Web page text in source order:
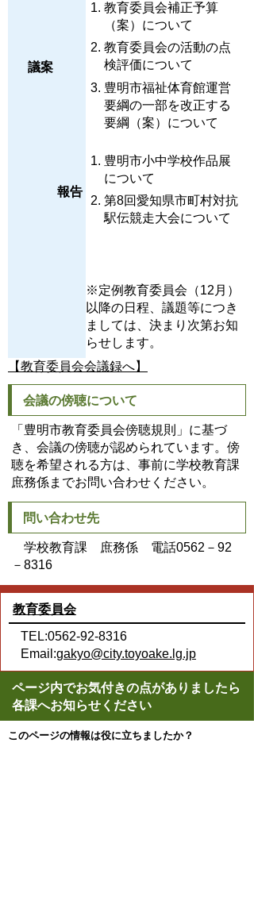
議案
教育委員会補正予算
（案）について
教育委員会の活動の点
検評価について
豊明市福祉体育館運営
要綱の一部を改正する
要綱（案）について
報告
豊明市小中学校作品展
について
第8回愛知県市町村対抗
駅伝競走大会について
※定例教育委員会（12月）
以降の日程、議題等につき
ましては、決まり次第お知
らせします。
【教育委員会会議録へ】
会議の傍聴について
「豊明市教育委員会傍聴規則」に基づ
き、会議の傍聴が認められています。傍
聴を希望される方は、事前に学校教育課
庶務係までお問い合わせください。
問い合わせ先
学校教育課 庶務係 電話0562－92
－8316
教育委員会
TEL:0562-92-8316
Email:gakyo@city.toyoake.lg.jp
ページ内でお気付きの点がありましたら
各課へお知らせください
このページの情報は役に立ちましたか？